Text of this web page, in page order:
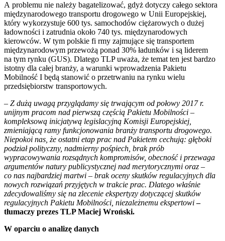
A problemu nie należy bagatelizować, gdyż dotyczy całego sektora
międzynarodowego transportu drogowego w Unii Europejskiej,
który wykorzystuje 600 tys. samochodów ciężarowych o dużej
ładowności i zatrudnia około 740 tys. międzynarodowych
kierowców. W tym polskie fi rmy zajmujące się transportem
międzynarodowym przewożą ponad 30% ładunków i są liderem
na tym rynku (GUS). Dlatego TLP uważa, że temat ten jest bardzo
istotny dla całej branży, a warunki wprowadzenia Pakietu
Mobilność I będą stanowić o przetrwaniu na rynku wielu
przedsiębiorstw transportowych.
– Z dużą uwagą przyglądamy się trwającym od połowy 2017 r.
unijnym pracom nad pierwszą częścią Pakietu Mobilności –
kompleksową inicjatywą legislacyjną Komisji Europejskiej,
zmieniającą ramy funkcjonowania branży transportu drogowego.
Niepokoi nas, że ostatni etap prac nad Pakietem cechują: głęboki
podział polityczny, nadmierny pośpiech, brak prób
wypracowywania rozsądnych kompromisów, obecność i przewaga
argumentów natury publicystycznej nad merytorycznymi oraz –
co nas najbardziej martwi – brak oceny skutków regulacyjnych dla
nowych rozwiązań przyjętych w trakcie prac. Dlatego właśnie
zdecydowaliśmy się na zlecenie ekspertyzy dotyczącej skutków
regulacyjnych Pakietu Mobilności, niezależnemu ekspertowi–
tłumaczy prezes TLP Maciej Wroński.
W oparciu o analizę danych